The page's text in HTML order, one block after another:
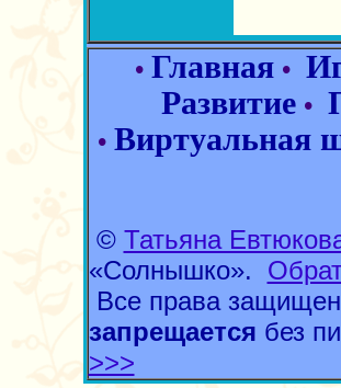
• Главная •
Развитие•
• Виртуальная
© Татьяна
«Солнышко».
Все права
запрещается без
>>>